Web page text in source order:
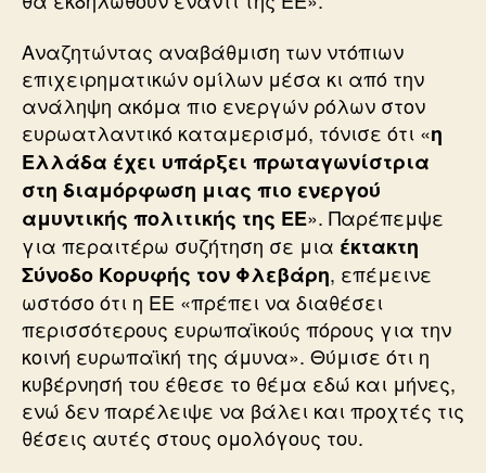
Αναζητώντας αναβάθμιση των ντόπιων
επιχειρηματικών ομίλων μέσα κι από την
ανάληψη ακόμα πιο ενεργών ρόλων στον
ευρωατλαντικό καταμερισμό, τόνισε ότι «η
Ελλάδα έχει υπάρξει πρωταγωνίστρια
στη διαμόρφωση μιας πιο ενεργού
αμυντικής πολιτικής της ΕΕ». Παρέπεμψε
για περαιτέρω συζήτηση σε μια έκτακτη
Σύνοδο Κορυφής τον Φλεβάρη, επέμεινε
ωστόσο ότι η ΕΕ «πρέπει να διαθέσει
περισσότερους ευρωπαϊκούς πόρους για την
κοινή ευρωπαϊκή της άμυνα». Θύμισε ότι η
κυβέρνησή του έθεσε το θέμα εδώ και μήνες,
ενώ δεν παρέλειψε να βάλει και προχτές τις
θέσεις αυτές στους ομολόγους του.